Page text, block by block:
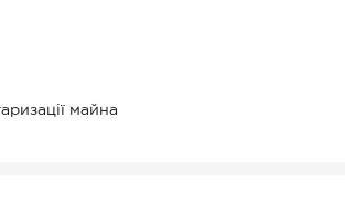
майна